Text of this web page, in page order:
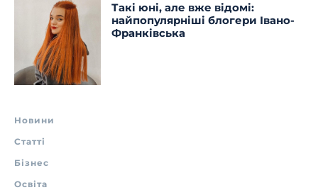
Такі юні, але вже відомі:
найпопулярніші блогери Івано-
Франківська
Новини
Статті
Бізнес
Освіта